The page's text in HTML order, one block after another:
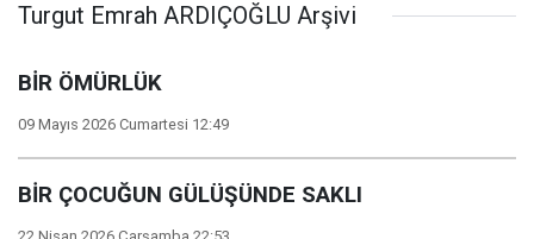
Turgut Emrah ARDIÇOĞLU Arşivi
BİR ÖMÜRLÜK
09 Mayıs 2026 Cumartesi 12:49
BİR ÇOCUĞUN GÜLÜŞÜNDE SAKLI